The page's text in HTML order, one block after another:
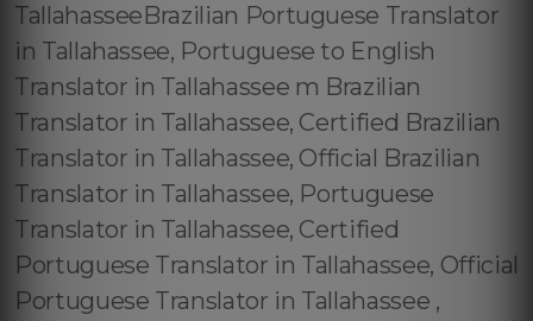
TallahasseeBrazilian Portuguese Translator
in Tallahassee, Portuguese to English
Translator in Tallahassee m Brazilian
Translator in Tallahassee, Certified Brazilian
Translator in Tallahassee, Official Brazilian
Translator in Tallahassee, Portuguese
Translator in Tallahassee, Certified
Portuguese Translator in Tallahassee, Official
Portuguese Translator in Tallahassee ,